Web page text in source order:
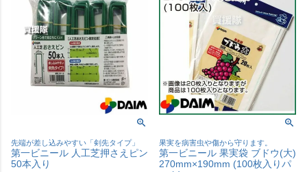
先端が差し込みやすい「剣先タイプ」
第一ビニール 人工芝押さえピン
50本入り
果実を病害虫や傷から守ります。
第一ビニール 果実袋 ブドウ(大)
270mm×190mm (100枚入りパ